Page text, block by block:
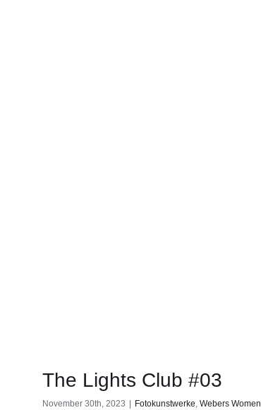
The Lights Club #03
November 30th, 2023 Fotokunstwerke,Webers Women